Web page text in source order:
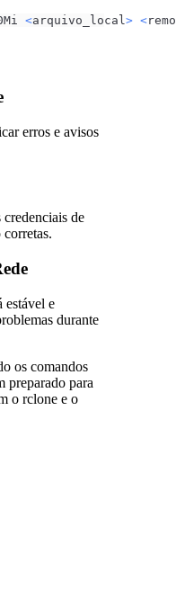
<arquivo_local> <
erros e avisos
de
corretas.
estável e
durante
os comandos
preparado para
o rclone e o